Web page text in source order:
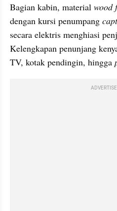
Bagian kabin, material wood
dengan kursi penumpang
secara elektris menghiasi
Kelengkapan penunjang
TV, kotak pendingin, hingga